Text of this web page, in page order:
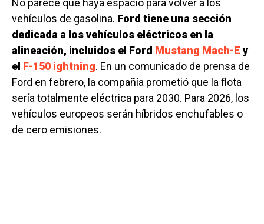
No parece que haya espacio para volver a los
vehículos de gasolina. Ford tiene una sección
dedicada a los vehículos eléctricos en la
alineación, incluidos el Ford Mustang Mach-E y
el F-150 ightning. En un comunicado de prensa de
Ford en febrero, la compañía prometió que la flota
sería totalmente eléctrica para 2030. Para 2026, los
vehículos europeos serán híbridos enchufables o
de cero emisiones.